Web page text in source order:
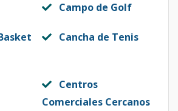
Campo de Golf
Cancha de Tenis
Centros
Comerciales Cercanos